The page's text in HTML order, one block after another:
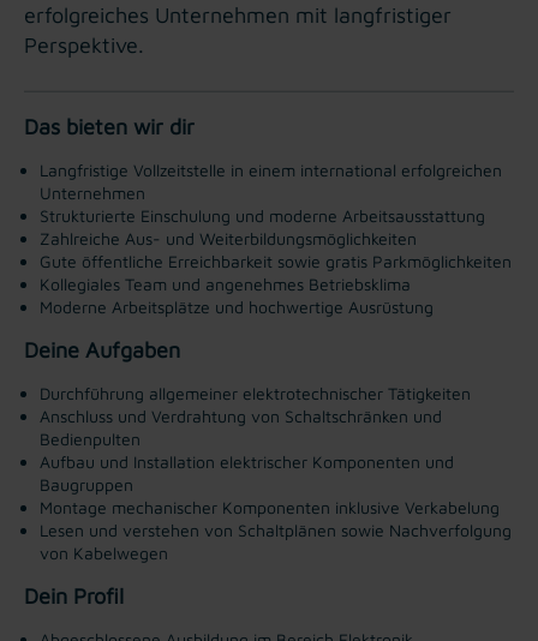
erfolgreiches Unternehmen mit langfristiger
Perspektive.
Das bieten wir dir
Langfristige Vollzeitstelle in einem international erfolgreichen
Unternehmen
Strukturierte Einschulung und moderne Arbeitsausstattung
Zahlreiche Aus- und Weiterbildungsmöglichkeiten
Gute öffentliche Erreichbarkeit sowie gratis Parkmöglichkeiten
Kollegiales Team und angenehmes Betriebsklima
Moderne Arbeitsplätze und hochwertige Ausrüstung
Deine Aufgaben
Durchführung allgemeiner elektrotechnischer Tätigkeiten
Anschluss und Verdrahtung von Schaltschränken und
Bedienpulten
Aufbau und Installation elektrischer Komponenten und
Baugruppen
Montage mechanischer Komponenten inklusive Verkabelung
Lesen und verstehen von Schaltplänen sowie Nachverfolgung
von Kabelwegen
Dein Profil